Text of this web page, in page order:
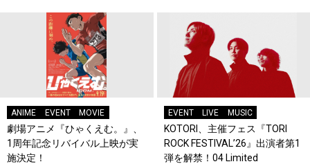
ANIME EVENT MOVIE
劇場アニメ『ひゃくえむ。』、
1周年記念リバイバル上映が実
施決定！
EVENT LIVE MUSIC
KOTORI、主催フェス『TORI
ROCK FESTIVAL’26』出演者第1
弾を解禁！04 Limited